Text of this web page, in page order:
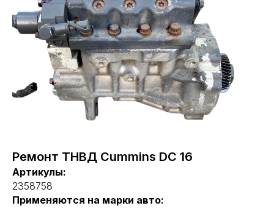
Ремонт ТНВД Cummins DC 16
Артикулы:
2358758
Применяются на марки авто: